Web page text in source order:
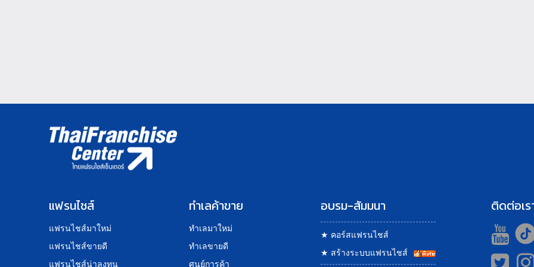
แฟรนไชส์
แฟรนไชส์มาใหม่
แฟรนไชส์ขายดี
แฟรนไชส์น่าลงทุน
ทำเลค้าขาย
ทำเลมาใหม่
ทำเลขายดี
ศูนย์การค้า
อบรม-สัมมนา
★ คอร์สแฟรนไชส์
★ สร้างระบบแฟรนไชส์
ติดต่อเร